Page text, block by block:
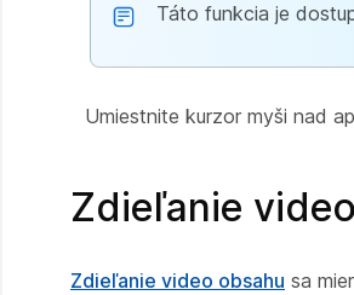
Táto funkcia je
Umiestnite kurzor myši nad
Zdieľanie
Zdieľanie video obsahu sa